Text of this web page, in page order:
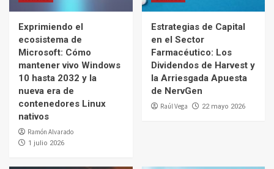
Exprimiendo el
ecosistema de
Microsoft: Cómo
mantener vivo Windows
10 hasta 2032 y la
nueva era de
contenedores Linux
nativos
Ramón Alvarado
1 julio 2026
Estrategias de Capital
en el Sector
Farmacéutico: Los
Dividendos de Harvest y
la Arriesgada Apuesta
de NervGen
Raúl Vega 22 mayo 2026